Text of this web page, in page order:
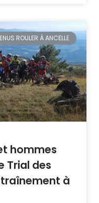
ROULER À ANCELLE
hommes
Trial des
à